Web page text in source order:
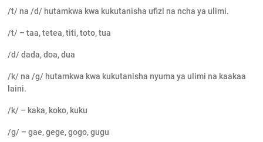
/t/ na /d/ hutamkwa kwa kukutanisha ufizi na ncha ya ulimi.
/t/ – taa, tetea, titi, toto, tua
/d/ dada, doa, dua
/k/ na /g/ hutamkwa kwa kukutanisha nyuma ya ulimi na kaakaa
laini.
/k/ – kaka, koko, kuku
/g/ – gae, gege, gogo, gugu